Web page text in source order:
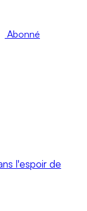
Abonné
l'espoir de